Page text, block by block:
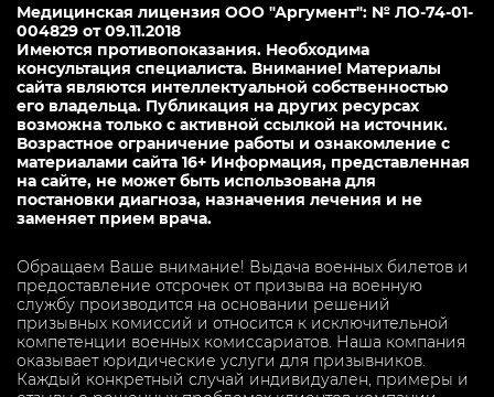
Медицинская лицензия ООО "Аргумент": № ЛО-74-01-
004829 от 09.11.2018
Имеются противопоказания. Необходима
консультация специалиста. Внимание! Материалы
сайта являются интеллектуальной собственностью
его владельца. Публикация на других ресурсах
возможна только с активной ссылкой на источник.
Возрастное ограничение работы и ознакомление с
материалами сайта 16+ Информация, представленная
на сайте, не может быть использована для
постановки диагноза, назначения лечения и не
заменяет прием врача.
Обращаем Ваше внимание! Выдача военных билетов и
предоставление отсрочек от призыва на военную
службу производится на основании решений
призывных комиссий и относится к исключительной
компетенции военных комиссариатов. Наша компания
оказывает юридические услуги для призывников.
Каждый конкретный случай индивидуален, примеры и